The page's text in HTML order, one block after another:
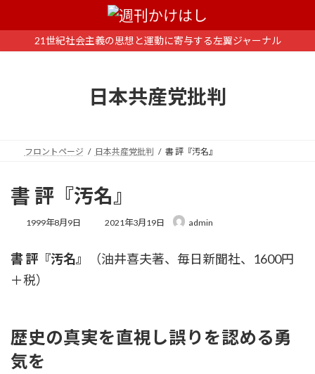
ン
ー
21世紀社会主義の思想と運動に寄与する左翼ジャーナル
日本共産党批判
フロントページ 日本共産党批判 書 評『汚名』
書 評『汚名』
1999年8月9日
最
新
2021年3月19日 admin
書 評『汚名』
（油井喜夫著、毎日新聞社、1600円
＋税）
歴史の真実を直視し誤りを認める勇
気を